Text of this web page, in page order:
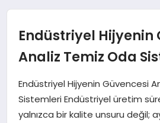
MAGAZIN
SAĞLIK
Endüstriyel Hijyenin
Analiz Temiz Oda
Endüstriyel Hijyenin Güvencesi
Sistemleri Endüstriyel üretim
yalnızca bir kalite unsuru değil;